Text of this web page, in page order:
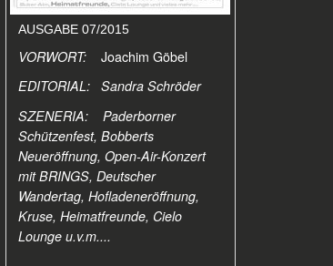
AUSGABE 07/2015
VORWORT:
Joachim Göbel
EDITORIAL: Sandra Schröder
SZENERIA: Paderborner
Schützenfest, Bobberts
Neueröffnung, Open-Air-Konzert
mit BRINGS, Deutscher
Wandertag, Hofladeneröffnung,
Kruse, Heimatfreunde, Cielo
Lounge u.v.m....